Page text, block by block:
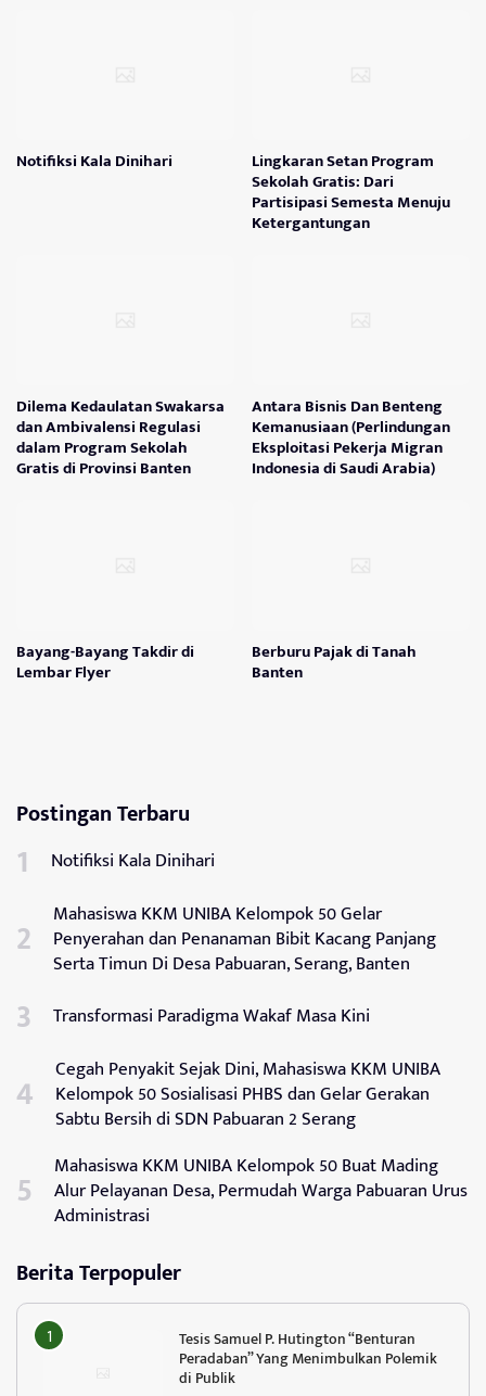
Notifiksi Kala Dinihari Lingkaran Setan Program
Sekolah Gratis: Dari
Partisipasi Semesta Menuju
Ketergantungan
Dilema Kedaulatan Swakarsa
dan Ambivalensi Regulasi
dalam Program Sekolah
Gratis di Provinsi Banten
Antara Bisnis Dan Benteng
Kemanusiaan (Perlindungan
Eksploitasi Pekerja Migran
Indonesia di Saudi Arabia)
Bayang-Bayang Takdir di
Lembar Flyer
Berburu Pajak di Tanah
Banten
Postingan Terbaru
Notifiksi Kala Dinihari
Mahasiswa KKM UNIBA Kelompok 50 Gelar
Penyerahan dan Penanaman Bibit Kacang Panjang
Serta Timun Di Desa Pabuaran, Serang, Banten
Transformasi Paradigma Wakaf Masa Kini
Cegah Penyakit Sejak Dini, Mahasiswa KKM UNIBA
Kelompok 50 Sosialisasi PHBS dan Gelar Gerakan
Sabtu Bersih di SDN Pabuaran 2 Serang
Mahasiswa KKM UNIBA Kelompok 50 Buat Mading
Alur Pelayanan Desa, Permudah Warga Pabuaran Urus
Administrasi
Berita Terpopuler
Tesis Samuel P. Hutington “Benturan
Peradaban” Yang Menimbulkan Polemik
di Publik